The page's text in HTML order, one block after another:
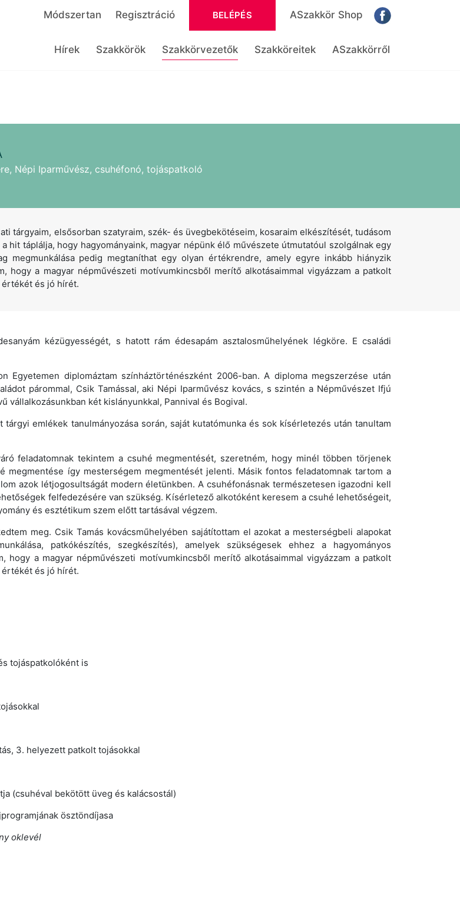
Módszertan Regisztráció BELÉPÉS ASzakkör Shop
Hírek Szakkörök Szakkörvezetők Szakköreitek ASzakkörről
Népi Iparművész, csuhéfonó, tojáspatkoló
tárgyaim, elsősorban szatyraim, szék- és üvegbekötéseim, kosaraim elkészítését, tudásom
hit táplálja, hogy hagyományaink, magyar népünk élő művészete útmutatóul szolgálnak egy
pedig megtaníthat egy olyan értékrendre, amely egyre inkább hiányzik
hogy a magyar népművészeti motívumkincsből merítő alkotásaimmal vigyázzam a patkolt
értékét és jó hírét.
kézügyességét, s hatott rám édesapám asztalosműhelyének légköre. E családi
Egyetemen diplomáztam színháztörténészként 2006-ban. A diploma megszerzése után
párommal, Csik Tamással, aki Népi Iparművész kovács, s szintén a Népművészet Ifjú
vállalkozásunkban két kislányunkkal, Pannival és Bogival.
emlékek tanulmányozása során, saját kutatómunka és sok kísérletezés után tanultam
feladatomnak tekintem a csuhé megmentését, szeretném, hogy minél többen törjenek
megmentése így mesterségem megmentését jelenti. Másik fontos feladatomnak tartom a
azok létjogosultságát modern életünkben. A csuhéfonásnak természetesen igazodni kell
felfedezésére van szükség. Kísérletező alkotóként keresem a csuhé lehetőségeit,
és esztétikum szem előtt tartásával végzem.
meg. Csik Tamás kovácsműhelyében sajátítottam el azokat a mesterségbeli alapokat
patkókészítés, szegkészítés), amelyek szükségesek ehhez a hagyományos
hogy a magyar népművészeti motívumkincsből merítő alkotásaimmal vigyázzam a patkolt
értékét és jó hírét.
tojáspatkolóként is
3. helyezett patkolt tojásokkal
(csuhéval bekötött üveg és kalácsostál)
ösztöndíjasa
oklevél